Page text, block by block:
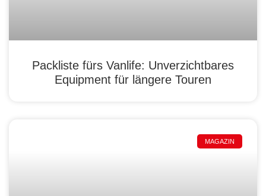
Packliste fürs Vanlife: Unverzichtbares
Equipment für längere Touren
MAGAZIN